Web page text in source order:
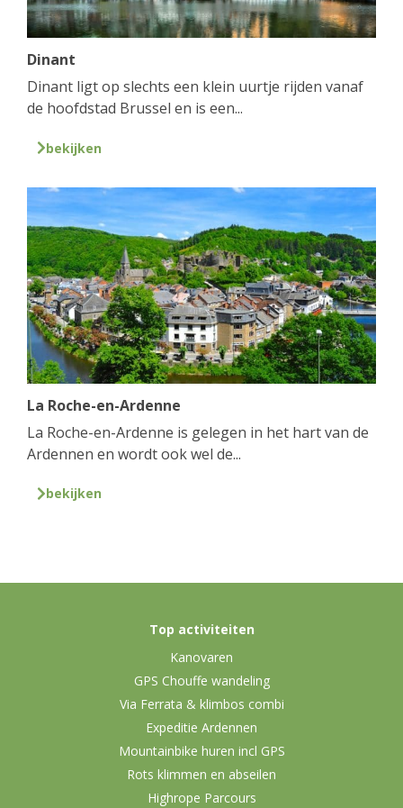
Dinant
Dinant ligt op slechts een klein uurtje rijden vanaf
de hoofdstad Brussel en is een...
bekijken
La Roche-en-Ardenne
La Roche-en-Ardenne is gelegen in het hart van de
Ardennen en wordt ook wel de...
bekijken
Top activiteiten
Kanovaren
GPS Chouffe wandeling
Via Ferrata & klimbos combi
Expeditie Ardennen
Mountainbike huren incl GPS
Rots klimmen en abseilen
Highrope Parcours